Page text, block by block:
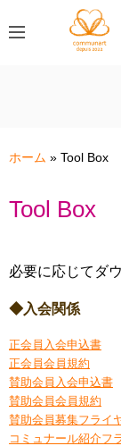
ン
ホーム » Tool Box
Tool Box
必要に応じてダ
◆入会関係
正会員入会申込書
正会員会員規約
賛助会員入会申込書
賛助会員会員規約
賛助会員募集フライ
コミュナール紹介フ